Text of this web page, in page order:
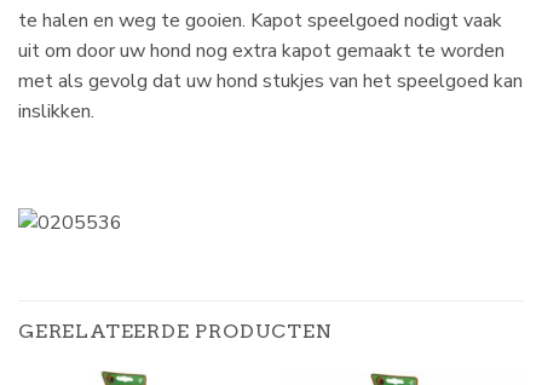
te halen en weg te gooien. Kapot speelgoed nodigt vaak
uit om door uw hond nog extra kapot gemaakt te worden
met als gevolg dat uw hond stukjes van het speelgoed kan
inslikken.
GERELATEERDE PRODUCTEN